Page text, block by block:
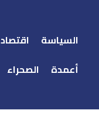
السياسة اقتصاد
أعمدة
الصحراء